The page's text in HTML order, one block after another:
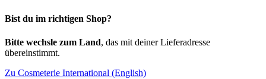
Bist du im richtigen Shop?
Bitte wechsle zum Land, das mit deiner Lieferadresse
übereinstimmt.
Zu Cosmeterie International (English)